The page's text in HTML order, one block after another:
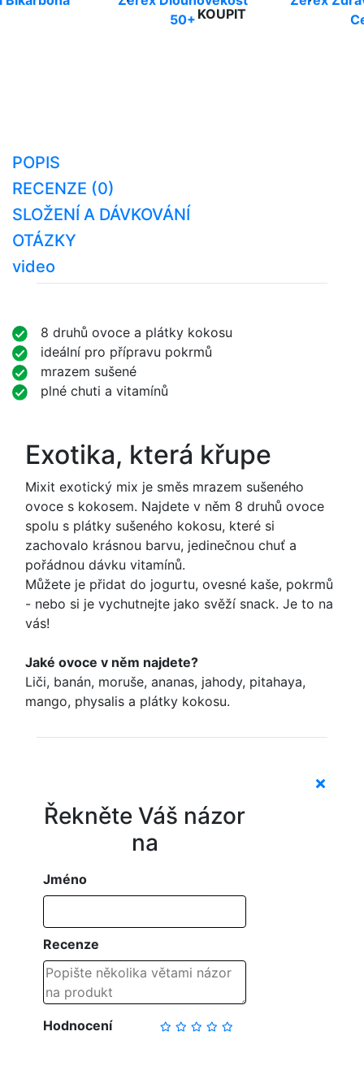
50+ KOUPIT
POPIS
RECENZE (0)
SLOŽENÍ A DÁVKOVÁNÍ
OTÁZKY
video
8 druhů ovoce a plátky kokosu
ideální pro přípravu pokrmů
mrazem sušené
plné chuti a vitamínů
Exotika, která křupe
Mixit exotický mix je směs mrazem sušeného
ovoce s kokosem. Najdete v něm 8 druhů ovoce
spolu s plátky sušeného kokosu, které si
zachovalo krásnou barvu, jedinečnou chuť a
pořádnou dávku vitamínů.
Můžete je přidat do jogurtu, ovesné kaše, pokrmů
- nebo si je vychutnejte jako svěží snack. Je to na
vás!
Jaké ovoce v něm najdete?
Liči, banán, moruše, ananas, jahody, pitahaya,
mango, physalis a plátky kokosu.
Řekněte Váš názor
na
Jméno
Recenze
Hodnocení